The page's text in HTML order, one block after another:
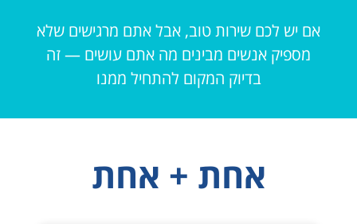
אם יש לכם שירות טוב, אבל אתם מרגישים שלא
מספיק אנשים מבינים מה אתם עושים — זה
בדיוק המקום להתחיל ממנו
אחת + אחת